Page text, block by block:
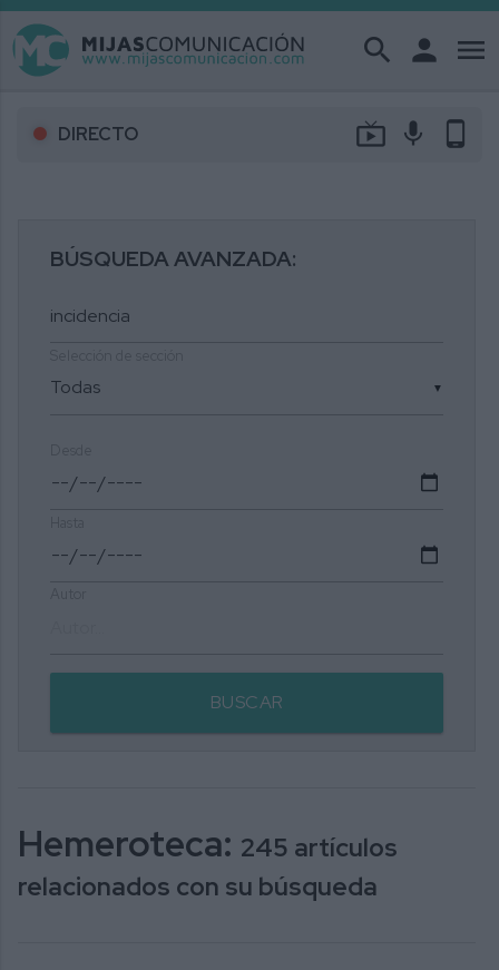
search person menu
DIRECTO live_tv mic phone_android
BÚSQUEDA AVANZADA:
▼
BUSCAR
Hemeroteca: 245 artículos
relacionados con su búsqueda